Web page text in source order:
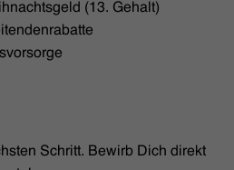
(13. Gehalt)
Schritt. Bewirb Dich direkt